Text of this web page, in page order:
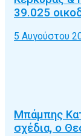
39.025
5 Αυγούστου
Μπάμπης
σχέδια, ο